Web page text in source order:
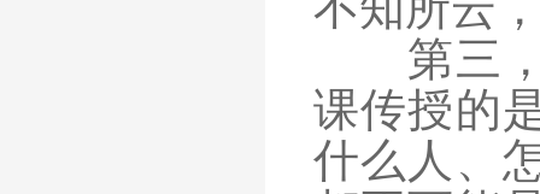
第三，
课传授的
什么人、